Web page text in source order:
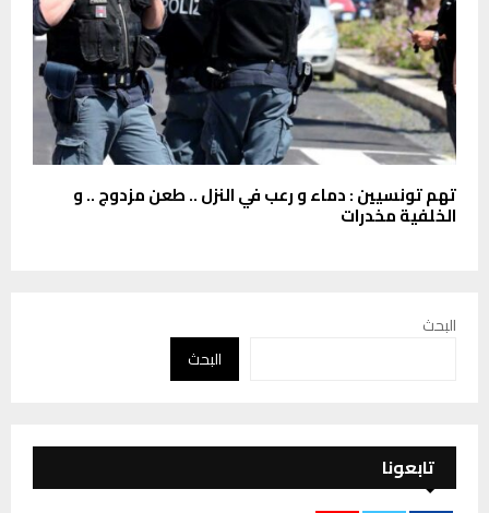
تهم تونسيين : دماء و رعب في النزل .. طعن مزدوج .. و
الخلفية مخدرات
البحث
البحث
تابعونا